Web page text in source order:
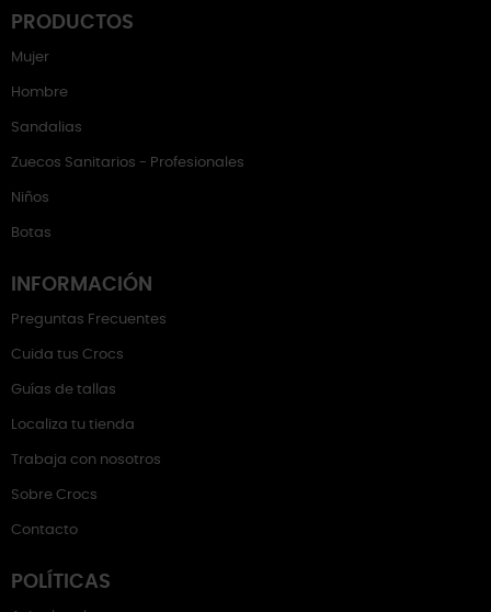
PRODUCTOS
Mujer
Hombre
Sandalias
Zuecos Sanitarios - Profesionales
Niños
Botas
INFORMACIÓN
Preguntas Frecuentes
Cuida tus Crocs
Guías de tallas
Localiza tu tienda
Trabaja con nosotros
Sobre Crocs
Contacto
POLÍTICAS